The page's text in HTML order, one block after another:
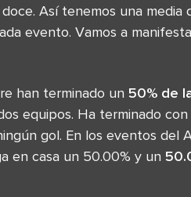
Así tenemos una
evento. Vamos a
han terminado un 50% de
equipos. Ha terminado
gol. En los eventos
en casa un 50.00% y un